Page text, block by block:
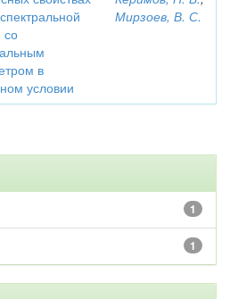
со
в
условии
Мирзоев, В. С.
1
1